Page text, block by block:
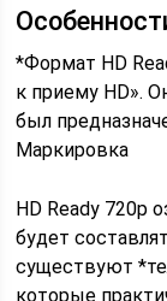
*Формат HD
к приему HD».
был
Маркировка
HD Ready 720р
будет
существуют
которые